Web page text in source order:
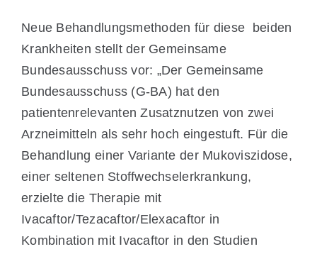
Neue Behandlungsmethoden für diese beiden
Krankheiten stellt der Gemeinsame
Bundesausschuss vor: „Der Gemeinsame
Bundesausschuss (G-BA) hat den
patientenrelevanten Zusatznutzen von zwei
Arzneimitteln als sehr hoch eingestuft. Für die
Behandlung einer Variante der Mukoviszidose,
einer seltenen Stoffwechselerkrankung,
erzielte die Therapie mit
Ivacaftor/Tezacaftor/Elexacaftor in
Kombination mit Ivacaftor in den Studien